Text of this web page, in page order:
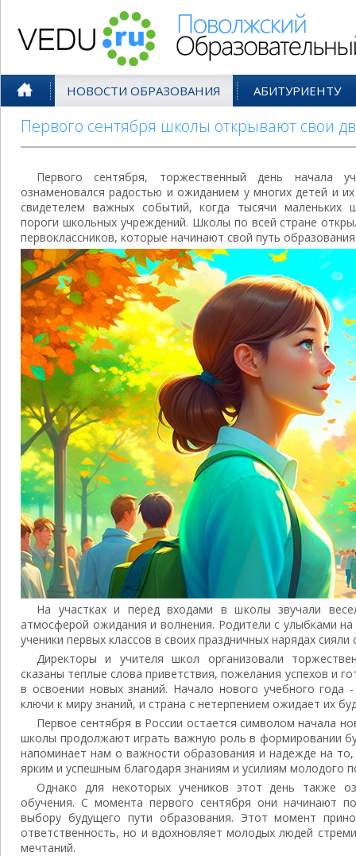
НОВОСТИ ОБРАЗОВАНИЯ АБИТУРИЕНТУ
Первого сентября школы открывают свои
Первого сентября, торжественный день начала
ознаменовался радостью и ожиданием у многих детей и
свидетелем важных событий, когда тысячи маленьких
пороги школьных учреждений. Школы по всей стране
первоклассников, которые начинают свой путь
На участках и перед входами в школы звучали
атмосферой ожидания и волнения. Родители с улыбками
ученики первых классов в своих праздничных нарядах
Директоры и учителя школ организовали
сказаны теплые слова приветствия, пожелания успехов и
в освоении новых знаний. Начало нового учебного года
ключи к миру знаний, и страна с нетерпением ожидает их
Первое сентября в России остается символом начала
школы продолжают играть важную роль в формировании
напоминает нам о важности образования и надежде на
ярким и успешным благодаря знаниям и усилиям молодого
Однако для некоторых учеников этот день также
обучения. С момента первого сентября они начинают
выбору будущего пути образования. Этот момент
ответственность, но и вдохновляет молодых людей
мечтаний.